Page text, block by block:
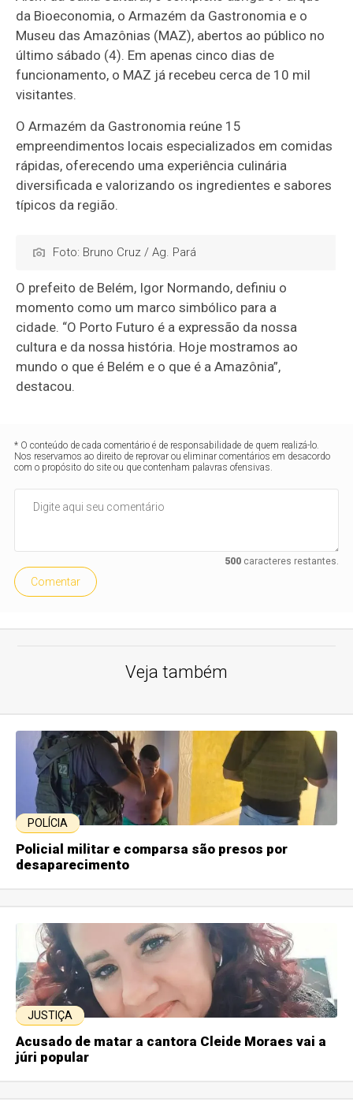
da Bioeconomia, o Armazém da Gastronomia e o
Museu das Amazônias (MAZ), abertos ao público no
último sábado (4). Em apenas cinco dias de
funcionamento, o MAZ já recebeu cerca de 10 mil
visitantes.
O Armazém da Gastronomia reúne 15
empreendimentos locais especializados em comidas
rápidas, oferecendo uma experiência culinária
diversificada e valorizando os ingredientes e sabores
típicos da região.
Foto: Bruno Cruz / Ag. Pará
O prefeito de Belém, Igor Normando, definiu o
momento como um marco simbólico para a
cidade. “O Porto Futuro é a expressão da nossa
cultura e da nossa história. Hoje mostramos ao
mundo o que é Belém e o que é a Amazônia”,
destacou.
* O conteúdo de cada comentário é de responsabilidade de quem realizá-lo.
Nos reservamos ao direito de reprovar ou eliminar comentários em desacordo
com o propósito do site ou que contenham palavras ofensivas.
500caracteres restantes.
Comentar
Veja também
POLÍCIA
Policial militar e comparsa são presos por
desaparecimento
JUSTIÇA
Acusado de matar a cantora Cleide Moraes vai a
júri popular